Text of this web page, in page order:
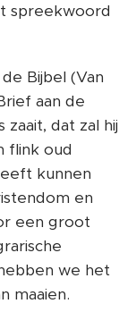
spreekwoord
Bijbel (Van
aan de
dat zal hij
flink oud
kunnen
en
een groot
we het
maaien.